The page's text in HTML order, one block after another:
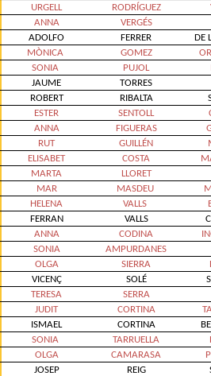
URGELL RODRÍGUEZ
ANNA
VERGÉS
ADOLFO FERRER
DE
MÒNICA GOMEZ
SONIA PUJOL
JAUME
TORRES
ROBERT RIBALTA
ESTER SENTOLL
ANNA FIGUERAS
RUT GUILLÉN
ELISABET COSTA
MARTA
LLORET
MAR MASDEU
HELENA VALLS
FERRAN VALLS
ANNA CODINA
SONIA
AMPURDANES
OLGA SIERRA
VICENÇ SOLÉ
TERESA
SERRA
JUDIT CORTINA
ISMAEL CORTINA
SONIA TARRUELLA
OLGA CAMARASA
JOSEP REIG